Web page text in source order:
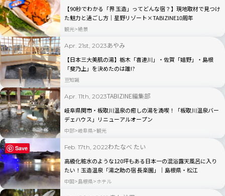
【90秒でわかる「界 玉造」ってどんな宿？】現地取材で見つけ
た魅力と過ごし方｜星野リゾート×TABIZINE10周年
観光 絶景
Apr. 21st, 2023あやみ
【日本三大美肌の湯】栃木「喜連川」・佐賀「嬉野」・島根
「斐乃上」を決めたのは誰!?
豆知識
Apr. 11th, 2023TABIZINE編集部
岐阜県関市・板取川温泉の癒しの湯を満喫！「板取川温泉バー
デェハウス」リニューアルオープン
中部 岐阜県 観光
Feb. 17th, 2022わたなべ たい
高級化粧水のような120坪もある日本一の混浴露天風呂に入り
たい！玉造温泉「湯之助の宿 長楽園」｜島根県・松江
中国 島根県 ホテル
Save